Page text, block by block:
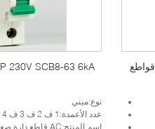
3P 230V SCB8-63 6kA قاطع الدائرة المصغرة
نوع:ميني
عدد الأعمدة:1 ف 2 ف 3 ف 4 ف
اسم المنتج:AC قاطع دارة صغير
IP40 Housing 4P 10kA 230V AC MCB قواطع